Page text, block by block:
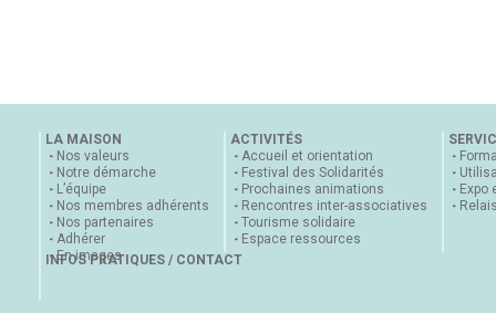
LA MAISON
Nos valeurs
Notre démarche
L’équipe
Nos membres adhérents
Nos partenaires
Adhérer
En images
ACTIVITÉS
Accueil et orientation
Festival des Solidarités
Prochaines animations
Rencontres inter-associatives
Tourisme solidaire
Espace ressources
Expo
INFOS PRATIQUES / CONTACT